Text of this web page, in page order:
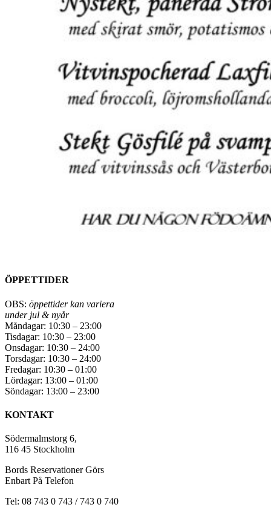
ÖPPETTIDER
OBS: öppettider kan variera
under jul & nyår
Måndagar: 10:30 – 23:00
Tisdagar: 10:30 – 23:00
Onsdagar: 10:30 – 24:00
Torsdagar: 10:30 – 24:00
Fredagar: 10:30 – 01:00
Lördagar: 13:00 – 01:00
Söndagar: 13:00 – 23:00
KONTAKT
Södermalmstorg 6,
116 45 Stockholm
Bords Reservationer Görs
Enbart På Telefon
Tel: 08 743 0 743 / 743 0 740